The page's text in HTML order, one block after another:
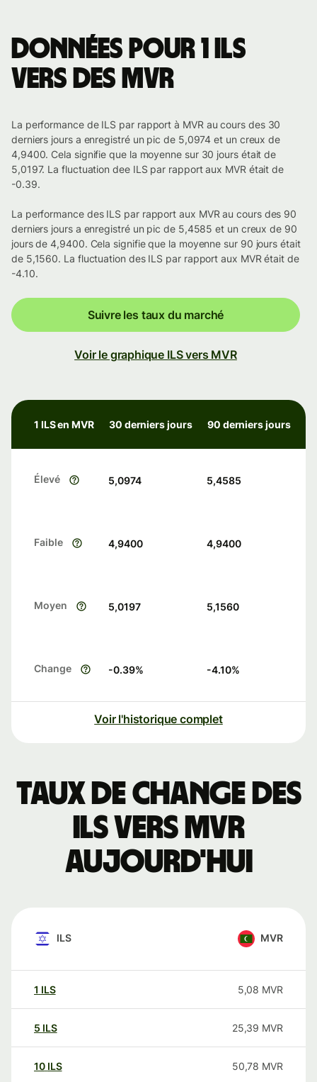
Données pour 1 ILS
vers des MVR
La performance de ILS par rapport à MVR au cours des 30
derniers jours a enregistré un pic de 5,0974 et un creux de
4,9400. Cela signifie que la moyenne sur 30 jours était de
5,0197. La fluctuation dee ILS par rapport aux MVR était de
-0.39.
La performance des ILS par rapport aux MVR au cours des 90
derniers jours a enregistré un pic de 5,4585 et un creux de 90
jours de 4,9400. Cela signifie que la moyenne sur 90 jours était
de 5,1560. La fluctuation des ILS par rapport aux MVR était de
-4.10.
Suivre les taux du marché
Voir le graphique ILS vers MVR
1 ILS en MVR 30 derniers jours 90 derniers jours
Élevé 5,0974 5,4585
Faible 4,9400 4,9400
Moyen 5,0197 5,1560
Change -0.39% -4.10%
Voir l'historique complet
Taux de change des
ILS vers MVR
aujourd'hui
ILS MVR
1 ILS 5,08 MVR
5 ILS 25,39 MVR
10 ILS 50,78 MVR